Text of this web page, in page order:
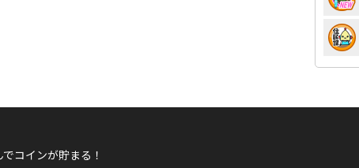
コインが貯まる！